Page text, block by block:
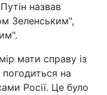
назвав
Зеленським",
мати справу із
на
Росії. Це було